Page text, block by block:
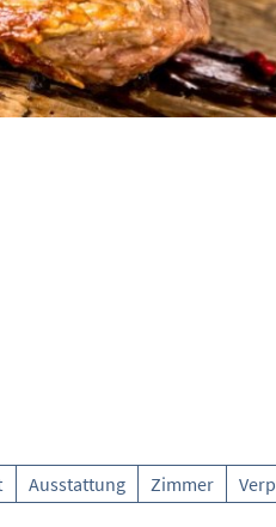
Ausstattung Zimmer